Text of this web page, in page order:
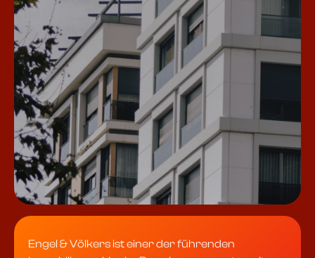
Engel & Völkers ist einer der führenden